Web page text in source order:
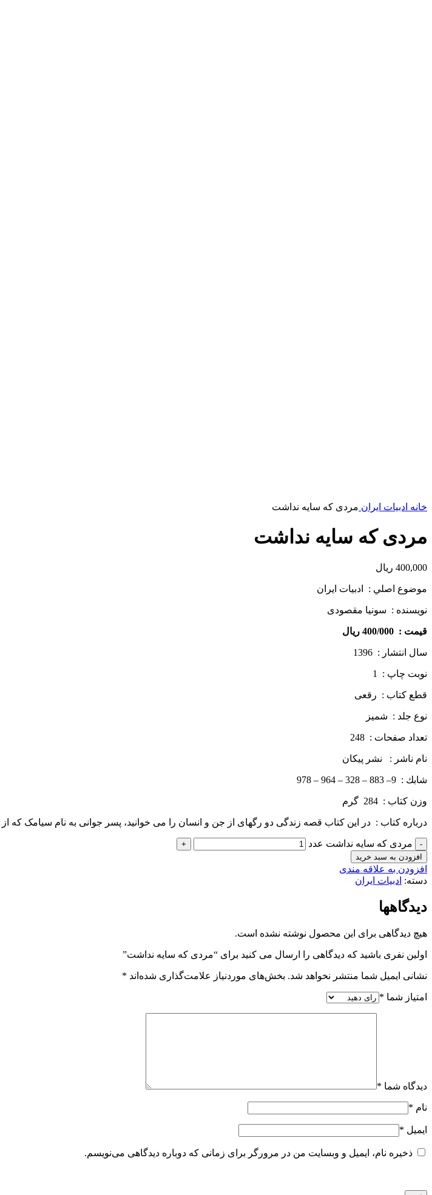
خانه ادبیات ایران مردی که سایه نداشت
مردی که سایه نداشت
400,000 ریال
موضوع اصلي : ادبیات ایران
نويسنده : سونیا مقصودی
قيمت : 400/000 ريال
سال انتشار : 1396
نوبت چاپ : 1
قطع كتاب : رقعی
نوع جلد : شمیز
تعداد صفحات : 248
نام ناشر : نشر پيكان
شابك : 9– 883 – 328 – 964 – 978
وزن كتاب : 284 گرم
درباره كتاب : در این کتاب قصه زندگی دو رگه­ای از جن و انسان را می­ خوانید، پسر جوانی به نام سیامک که
مردی که سایه نداشت عدد
افزودن به سبد خرید
افزودن به علاقه مندی
دسته: ادبیات ایران
دیدگاهها
هیچ دیدگاهی برای این محصول نوشته نشده است.
اولین نفری باشید که دیدگاهی را ارسال می کنید برای “مردی که سایه نداشت”
نشانی ایمیل شما منتشر نخواهد شد. بخش‌های موردنیاز علامت‌گذاری شده‌اند *
امتیاز شما *
دیدگاه شما *
نام *
ایمیل *
ذخیره نام، ایمیل و وبسایت من در مرورگر برای زمانی که دوباره دیدگاهی می‌نویسم.